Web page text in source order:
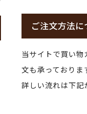
ご注文方法に
当サイトで買い
文も承っておりま
詳しい流れは下記